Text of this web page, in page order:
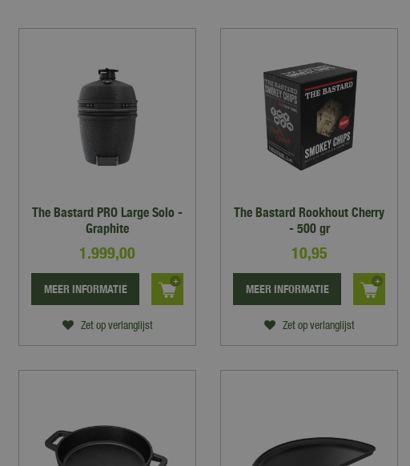
The Bastard PRO Large Solo -
Graphite
1.999,00
Zet op verlanglijst
MEER INFORMATIE
The Bastard Rookhout Cherry
- 500 gr
10,95
Zet op verlanglijst
MEER INFORMATIE